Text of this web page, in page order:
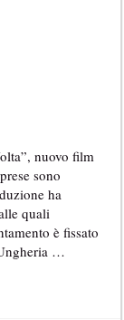
nuovo film
sono
ha
quali
è fissato
…